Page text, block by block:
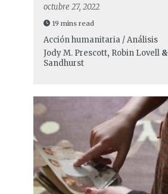
octubre 27, 2022
19 mins read
Acción humanitaria / Análisis
Jody M. Prescott, Robin Lovell&
Sandhurst